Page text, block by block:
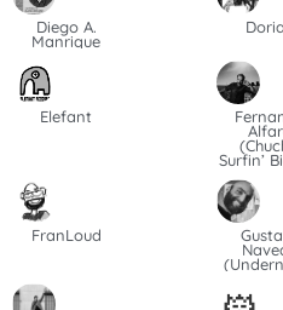
Diego A.
Manrique
Elefant
Surfin’
FranLoud